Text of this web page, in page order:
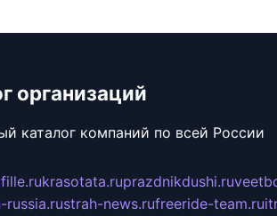
организаций
каталог компаний по всей России
krasotata.ruprazdnikdushi.ru
russia.rustrah-news.rufreeride-team.ru